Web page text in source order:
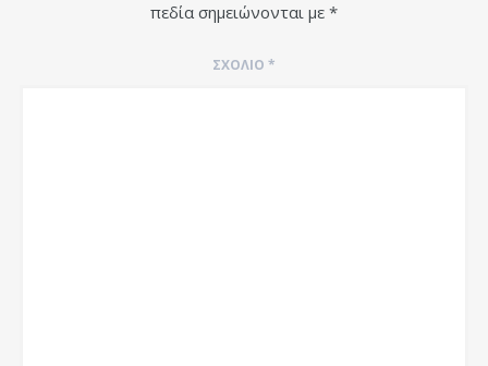
πεδία σημειώνονται με *
ΣΧΌΛΙΟ *